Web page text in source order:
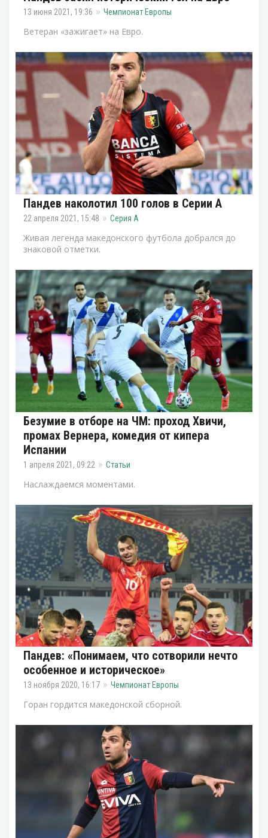
13 июня 2021, 19:36 Чемпионат Европы
Ветеран «зажигает» на Евро.
Пандев наколотил 100 голов в Серии А
22 апреля 2021, 15:48 Серия А
Живая легенда македонского футбола добрался до
знаковой отметки.
Безумие в отборе на ЧМ: проход Хвичи,
промах Вернера, комедия от кипера
Испании
1 апреля 2021, 09:22 Статьи
Наслаждаемся моментами.
Пандев: «Понимаем, что сотворили нечто
особенное и историческое»
13 ноября 2020, 16:17 Чемпионат Европы
Горан гордится македонской сборной.